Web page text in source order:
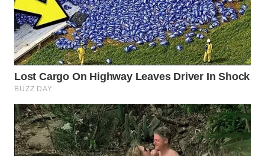
Wahana
Media
Group
WAHANA
NEWS
TANI
WAHANA